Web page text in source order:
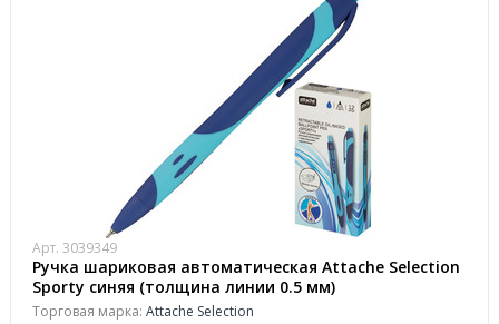
Арт. 3039349
Ручка шариковая автоматическая Attache Selection
Sporty синяя (толщина линии 0.5 мм)
Торговая марка: Attache Selection